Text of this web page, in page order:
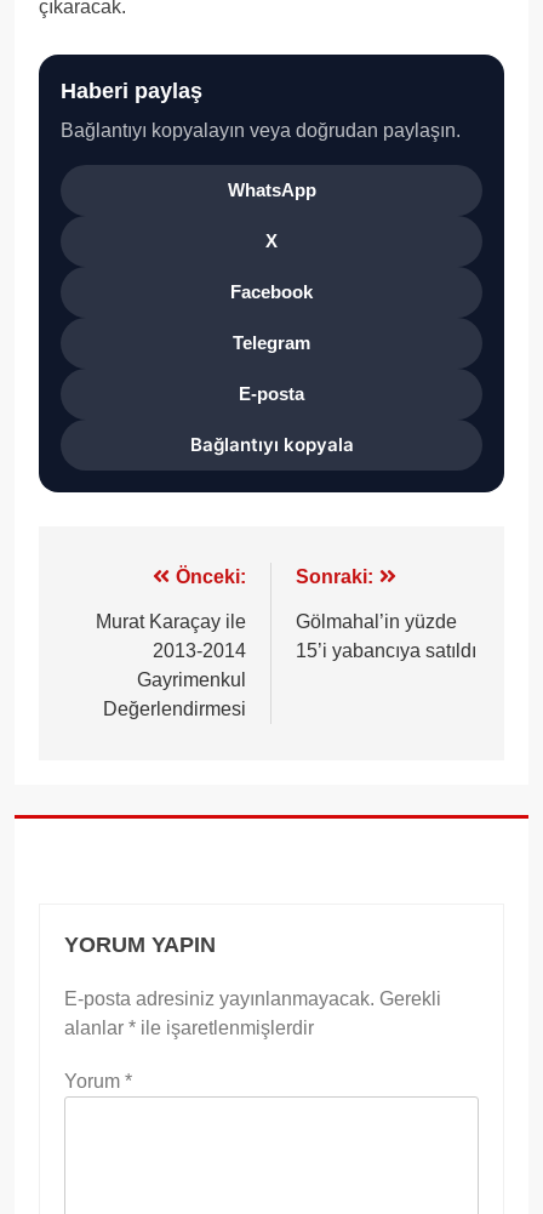
çıkaracak.
Haberi paylaş
Bağlantıyı kopyalayın veya doğrudan paylaşın.
WhatsApp
X
Facebook
Telegram
E-posta
Bağlantıyı kopyala
gezinmesi
Önceki:
Murat Karaçay ile
2013-2014
Gayrimenkul
Değerlendirmesi
Sonraki:
Gölmahal’in yüzde
15’i yabancıya satıldı
YORUM YAPIN
E-posta adresiniz yayınlanmayacak. Gerekli
alanlar * ile işaretlenmişlerdir
Yorum *